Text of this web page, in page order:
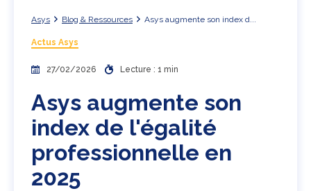
Asys Blog & Ressources Asys augmente son index d...
Actus Asys
27/02/2026 Lecture : 1 min
Asys augmente son
index de l'égalité
professionnelle en
2025